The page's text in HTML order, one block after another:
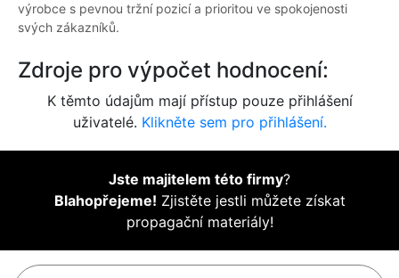
výrobce s pevnou tržní pozicí a prioritou ve spokojenosti
svých zákazníků.
Zdroje pro výpočet hodnocení:
K těmto údajům mají přístup pouze přihlášení
uživatelé. Klikněte sem pro přihlášení.
Jste majitelem této firmy?
Blahopřejeme! Zjistěte jestli můžete získat
propagační materiály!